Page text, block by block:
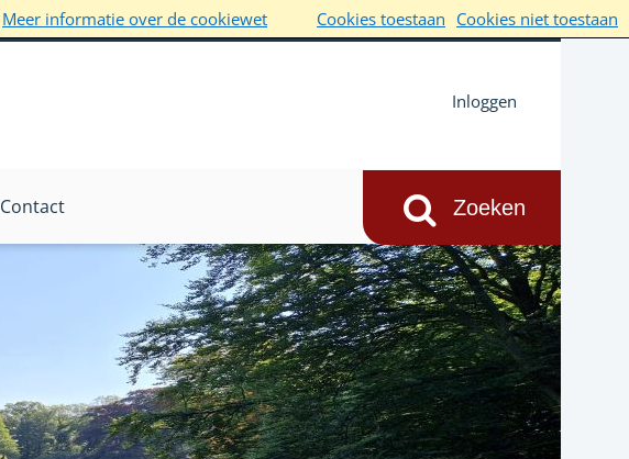
Meer informatie over de cookiewet Cookies toestaan Cookies niet toestaan
Inloggen
Contact